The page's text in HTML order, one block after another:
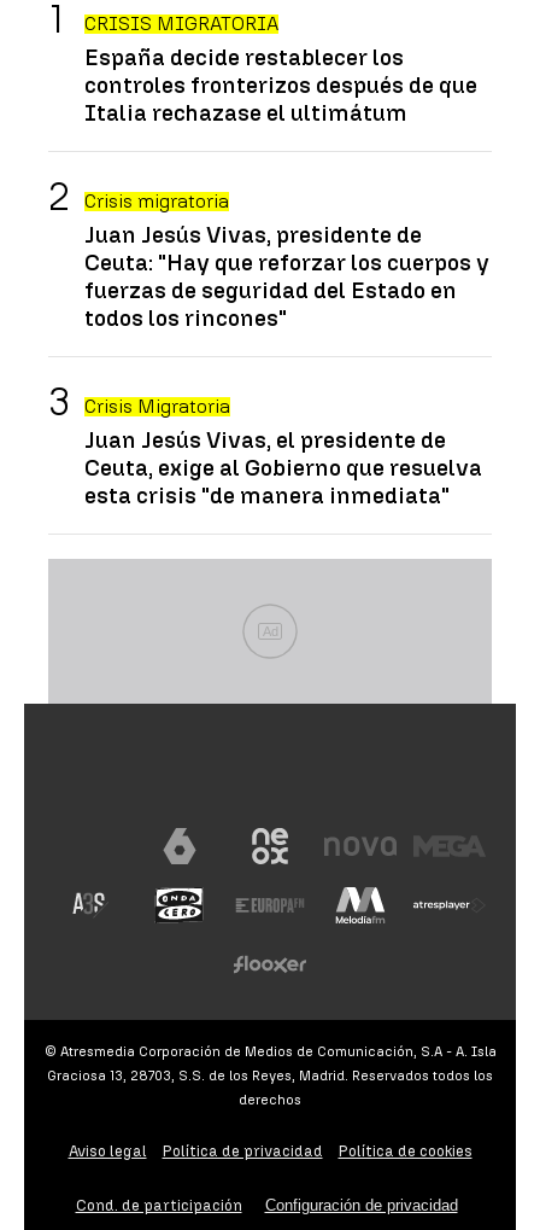
CRISIS MIGRATORIA
España decide restablecer los
controles fronterizos después de que
Italia rechazase el ultimátum
Crisis migratoria
Juan Jesús Vivas, presidente de
Ceuta: "Hay que reforzar los cuerpos y
fuerzas de seguridad del Estado en
todos los rincones"
Crisis Migratoria
Juan Jesús Vivas, el presidente de
Ceuta, exige al Gobierno que resuelva
esta crisis "de manera inmediata"
Ad
© Atresmedia Corporación de Medios de Comunicación, S.A - A. Isla
Graciosa 13, 28703, S.S. de los Reyes, Madrid. Reservados todos los
derechos
Aviso legal Política de privacidad Política de cookies
Cond. de participación Configuración de privacidad